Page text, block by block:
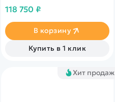
до 15 км при помощи 4G и
120 мс. Экран 5,5 дюймов.
Аккумулятор с ёмкостью
5000 мАч позволяет
работать без зарядки до 3
118 750 ₽
В корзину
Купить в 1 клик
Хит продаж